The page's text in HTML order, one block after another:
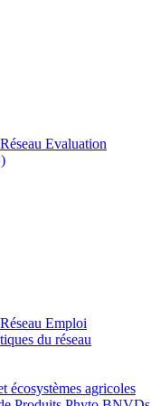
Evaluation
Emploi
du réseau
écosystèmes agricoles